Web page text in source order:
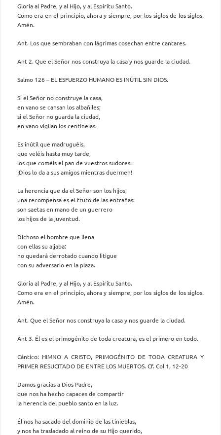
Gloria al Padre, y al Hijo, y al Espíritu Santo.
Como era en el principio, ahora y siempre, por los siglos de los siglos.
Amén.
Ant. Los que sembraban con lágrimas cosechan entre cantares.
Ant 2. Que el Señor nos construya la casa y nos guarde la ciudad.
Salmo 126 – EL ESFUERZO HUMANO ES INÚTIL SIN DIOS.
Si el Señor no construye la casa,
en vano se cansan los albañiles;
si el Señor no guarda la ciudad,
en vano vigilan los centinelas.
Es inútil que madruguéis,
que veléis hasta muy tarde,
los que coméis el pan de vuestros sudores:
¡Dios lo da a sus amigos mientras duermen!
La herencia que da el Señor son los hijos;
una recompensa es el fruto de las entrañas:
son saetas en mano de un guerrero
los hijos de la juventud.
Dichoso el hombre que llena
con ellas su aljaba:
no quedará derrotado cuando litigue
con su adversario en la plaza.
Gloria al Padre, y al Hijo, y al Espíritu Santo.
Como era en el principio, ahora y siempre, por los siglos de los siglos.
Amén.
Ant. Que el Señor nos construya la casa y nos guarde la ciudad.
Ant 3. Él es el primogénito de toda creatura, es el primero en todo.
Cántico: HIMNO A CRISTO, PRIMOGÉNITO DE TODA CREATURA Y
PRIMER RESUCITADO DE ENTRE LOS MUERTOS. Cf. Col 1, 12-20
Damos gracias a Dios Padre,
que nos ha hecho capaces de compartir
la herencia del pueblo santo en la luz.
Él nos ha sacado del dominio de las tinieblas,
y nos ha trasladado al reino de su Hijo querido,